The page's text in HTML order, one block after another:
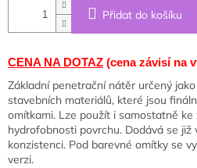
Přidat do košíku
CENA NA DOTAZ (cena závisí na
Základní penetrační nátěr určený
stavebních materiálů, které jsou
omítkami. Lze použít i samostatně ke
hydrofobnosti povrchu. Dodává se již
konzistenci. Pod barevné omítky se
verzi.